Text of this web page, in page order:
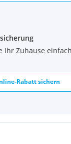
Ihr Zuhause
Rabatt sichern